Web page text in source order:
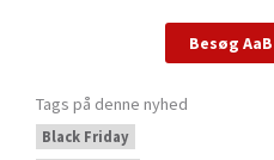
Besøg
Tags på denne nyhed
Black Friday